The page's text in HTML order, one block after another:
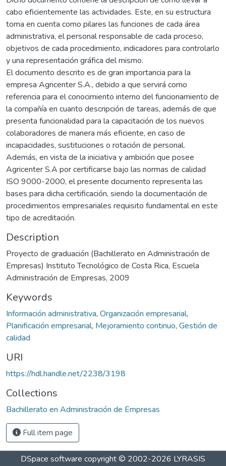
cabo eficientemente las actividades. Este, en su estructura
toma en cuenta como pilares las funciones de cada área
administrativa, el personal responsable de cada proceso,
objetivos de cada procedimiento, indicadores para controlarlo
y una representación gráfica del mismo.
El documento descrito es de gran importancia para la
empresa Agricenter S.A., debido a que servirá como
referencia para el conocimiento interno del funcionamiento de
la compañía en cuanto descripción de tareas, además de que
presenta funcionalidad para la capacitación de los nuevos
colaboradores de manera más eficiente, en caso de
incapacidades, sustituciones o rotación de personal.
Además, en vista de la iniciativa y ambición que posee
Agricenter S.A por certificarse bajo las normas de calidad
ISO 9000-2000, el presente documento representa las
bases para dicha certificación, siendo la documentación de
procedimientos empresariales requisito fundamental en este
tipo de acreditación.
Description
Proyecto de graduación (Bachillerato en Administración de
Empresas) Instituto Tecnológico de Costa Rica, Escuela
Administración de Empresas, 2009
Keywords
Información administrativa, Organización empresarial,
Planificación empresarial, Mejoramiento continuo, Gestión de
calidad
URI
https://hdl.handle.net/2238/3198
Collections
Bachillerato en Administración de Empresas
Full item page
DSpace software copyright © 2002-2026 LYRASIS